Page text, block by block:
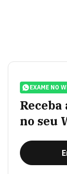
EXAME NO
no seu